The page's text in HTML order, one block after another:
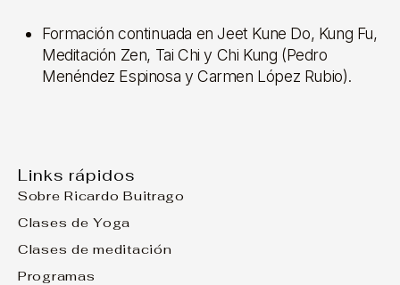
Formación continuada en Jeet Kune Do, Kung Fu,
Meditación Zen, Tai Chi y Chi Kung (Pedro
Menéndez Espinosa y Carmen López Rubio).
Links rápidos
Sobre Ricardo Buitrago
Clases de Yoga
Clases de meditación
Programas